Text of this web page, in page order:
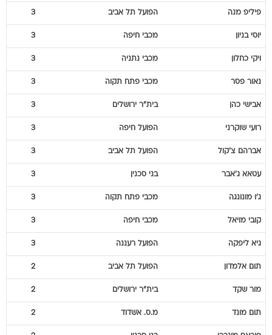
פיליפ מנה הפועל תל אביב 3
יוסי בניון מכבי חיפה 3
ויקי כחלון מכבי נתניה 3
נאור פסר מכבי פתח תקוה 3
אבישי כהן בית"ר ירושלים 3
רועי שוקרני הפועל חיפה 3
אברהם צ'קול הפועל תל אביב 3
עטאא ג'אבר בני סכנין 3
ג'ו מונונגה מכבי פתח תקוה 3
קובי מויאל מכבי חיפה 3
גיא ליפקה הפועל רעננה 3
תום אלמדון הפועל תל אביב 2
מור שקד בית"ר ירושלים 2
תום מונד מ.ס. אשדוד 2